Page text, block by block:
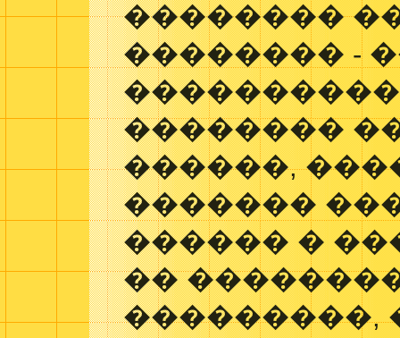
��������
�������� -
��������
������,
�������
������ �
��
���������,